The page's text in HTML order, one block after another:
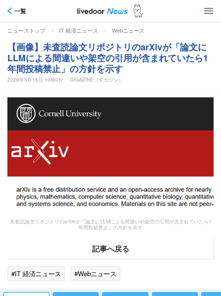
一覧
ニューストップ > IT 経済ニュース > Webニュース
【画像】未査読論文リポジトリのarXivが「論文に
LLMによる間違いや架空の引用が含まれていたら1
年間投稿禁止」の方針を示す
2026年5月15日 10時0分 GIGAZINE（ギガジン）
未査読論文リポジトリのarXivが「論文にLLMによる間違いや架空の引用が含まれていたら1
年間投稿禁止」の方針を示す
記事へ戻る
#IT 経済ニュース #Webニュース